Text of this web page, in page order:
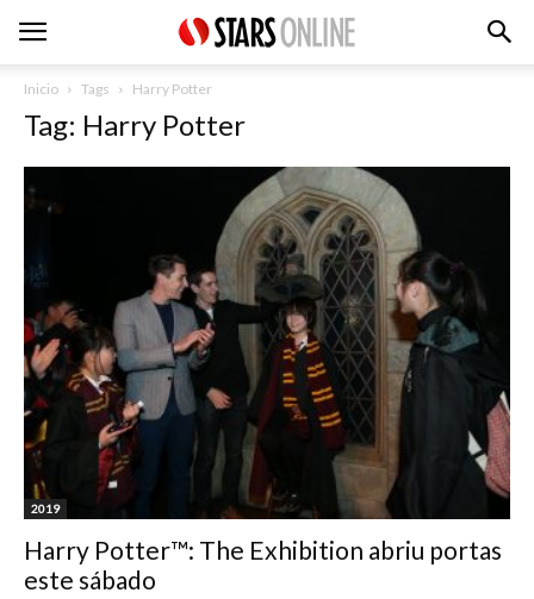
Inicio Tags Harry Potter
Tag: Harry Potter
2019
Harry Potter™: The Exhibition abriu portas
este sábado